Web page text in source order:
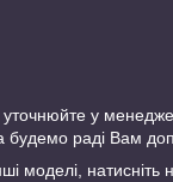
уточнюйте у
будемо раді Вам
моделі, натисніть